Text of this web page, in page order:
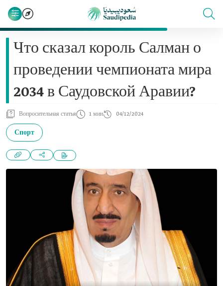
Что сказал король Салман о
проведении чемпионата мира
2034 в Саудовской Аравии?
Вопросительная статья 1 мин 04/12/2024
Спорт